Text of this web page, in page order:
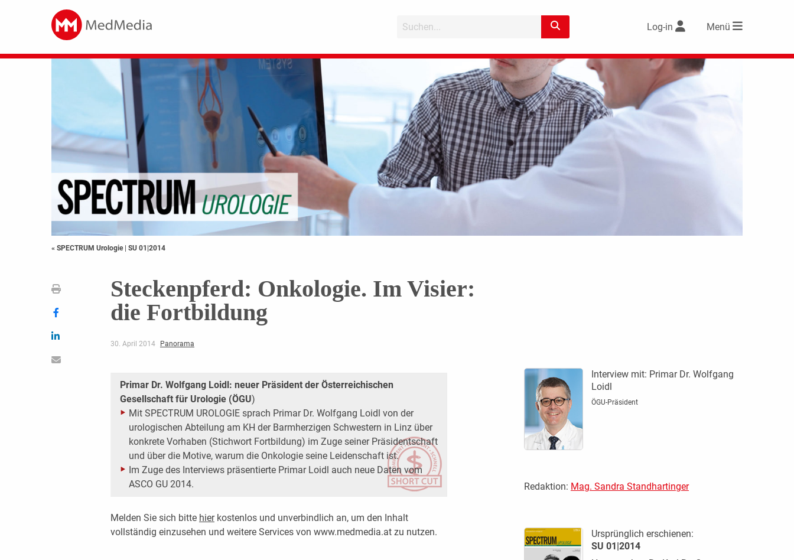
Log-in Menü
« SPECTRUM Urologie | SU 01|2014
Steckenpferd: Onkologie. Im Visier:
die Fortbildung
30. April 2014 Panorama
Primar Dr. Wolfgang Loidl: neuer Präsident der Österreichischen
Gesellschaft für Urologie (ÖGU)
Mit SPECTRUM UROLOGIE sprach Primar Dr. Wolfgang Loidl von der
urologischen Abteilung am KH der Barmherzigen Schwestern in Linz über
konkrete Vorhaben (Stichwort Fortbildung) im Zuge seiner Präsidentschaft
und über die Motive, warum die Onkologie seine Leidenschaft ist.
Im Zuge des Interviews präsentierte Primar Loidl auch neue Daten vom
ASCO GU 2014.
Melden Sie sich bitte hierkostenlos und unverbindlich an, um den Inhalt
vollständig einzusehen und weitere Services von www.medmedia.at zu nutzen.
Interview mit: Primar Dr. Wolfgang
Loidl
ÖGU-Präsident
Redaktion: Mag. Sandra Standhartinger
Ursprünglich erschienen:
SU 01|2014